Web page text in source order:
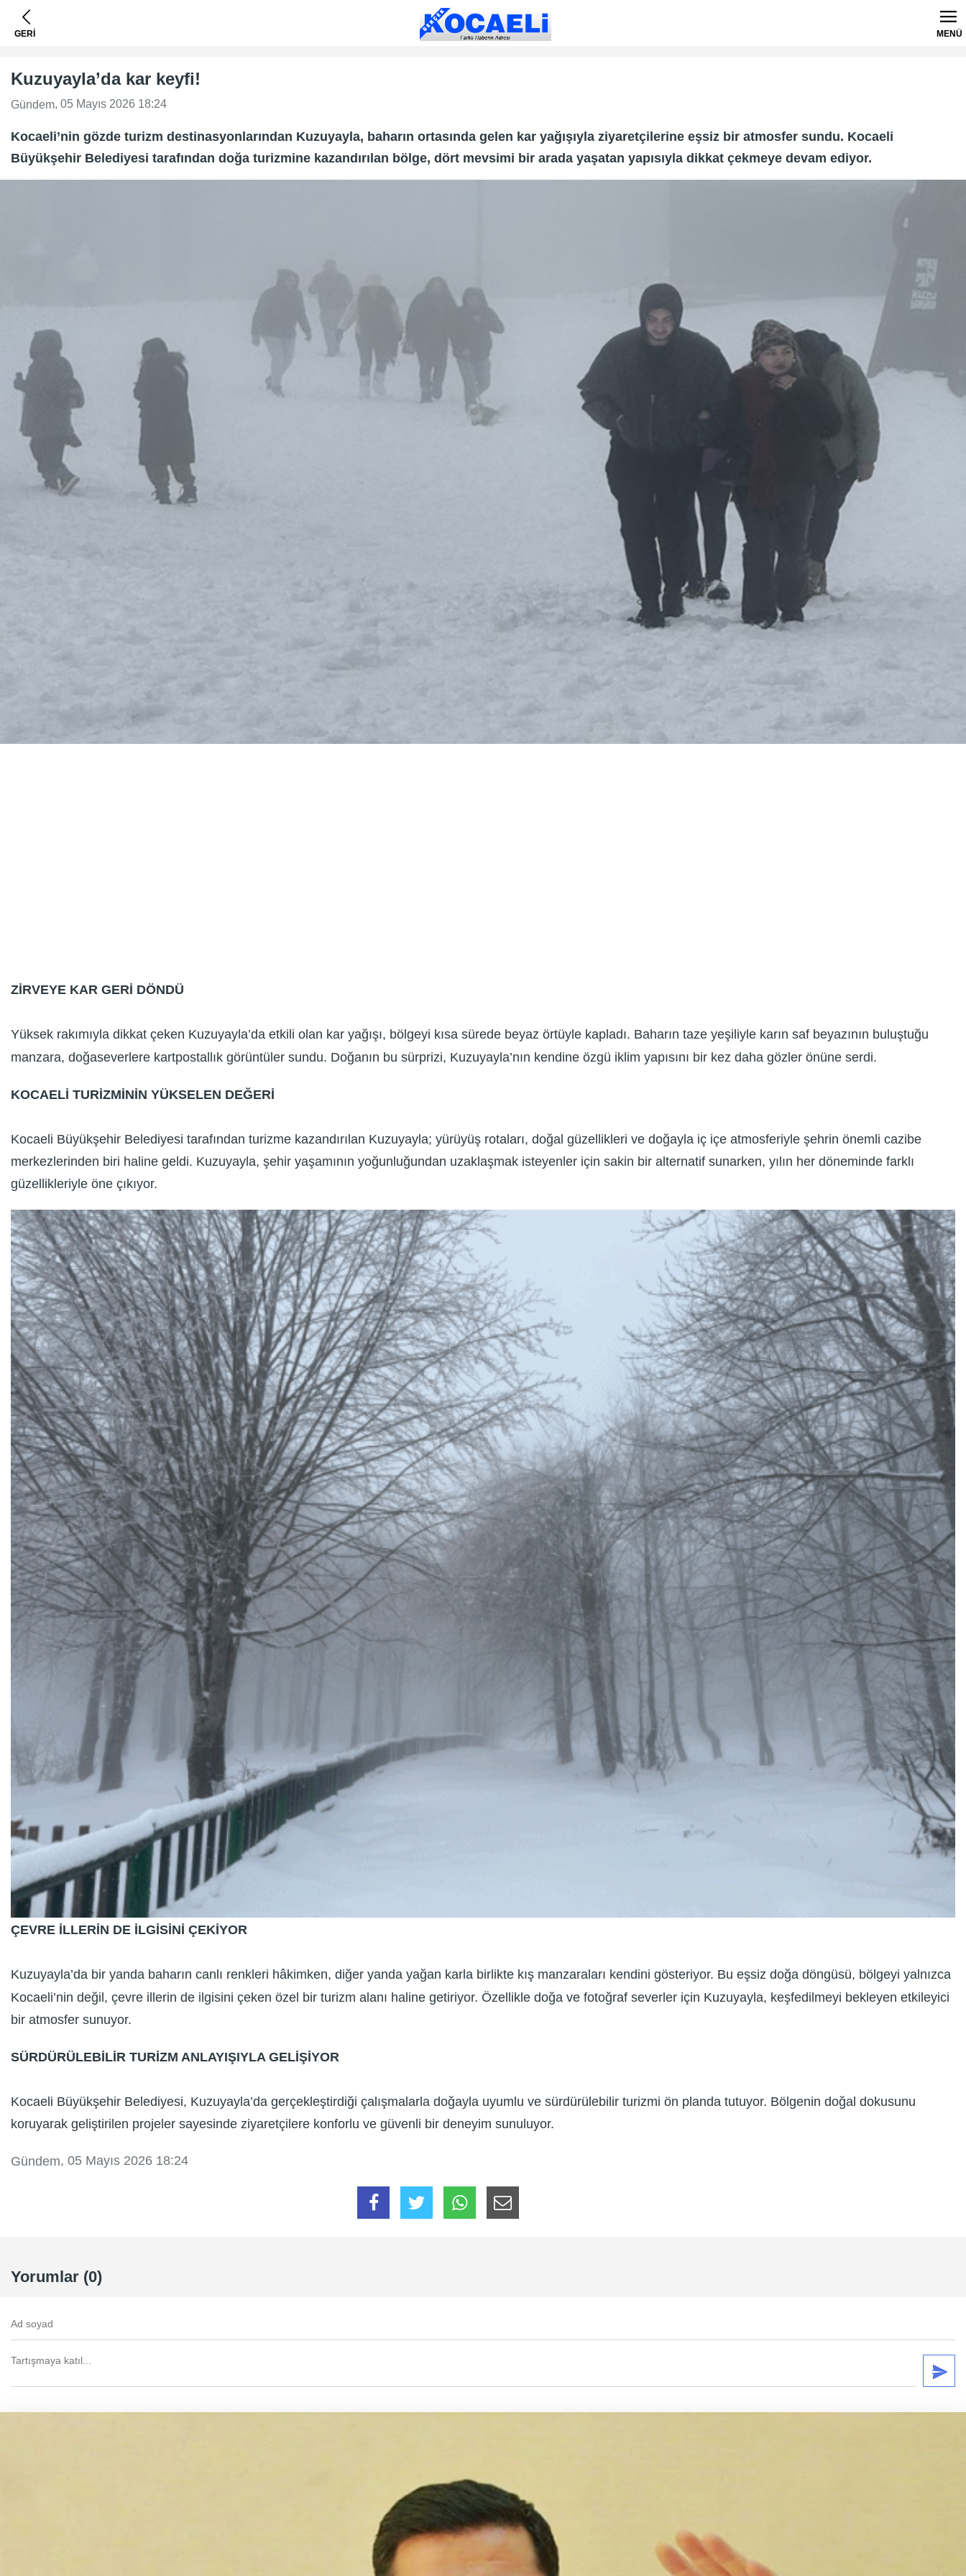
GERİ MENÜ
Kuzuyayla’da kar keyfi!
Gündem, 05 Mayıs 2026 18:24
Kocaeli’nin gözde turizm destinasyonlarından Kuzuyayla, baharın ortasında gelen kar yağışıyla ziyaretçilerine eşsiz bir atmosfer sundu. Kocaeli
Büyükşehir Belediyesi tarafından doğa turizmine kazandırılan bölge, dört mevsimi bir arada yaşatan yapısıyla dikkat çekmeye devam ediyor.
ZİRVEYE KAR GERİ DÖNDÜ
Yüksek rakımıyla dikkat çeken Kuzuyayla’da etkili olan kar yağışı, bölgeyi kısa sürede beyaz örtüyle kapladı. Baharın taze yeşiliyle karın saf beyazının buluştuğu
manzara, doğaseverlere kartpostallık görüntüler sundu. Doğanın bu sürprizi, Kuzuyayla’nın kendine özgü iklim yapısını bir kez daha gözler önüne serdi.
KOCAELİ TURİZMİNİN YÜKSELEN DEĞERİ
Kocaeli Büyükşehir Belediyesi tarafından turizme kazandırılan Kuzuyayla; yürüyüş rotaları, doğal güzellikleri ve doğayla iç içe atmosferiyle şehrin önemli cazibe
merkezlerinden biri haline geldi. Kuzuyayla, şehir yaşamının yoğunluğundan uzaklaşmak isteyenler için sakin bir alternatif sunarken, yılın her döneminde farklı
güzellikleriyle öne çıkıyor.
ÇEVRE İLLERİN DE İLGİSİNİ ÇEKİYOR
Kuzuyayla’da bir yanda baharın canlı renkleri hâkimken, diğer yanda yağan karla birlikte kış manzaraları kendini gösteriyor. Bu eşsiz doğa döngüsü, bölgeyi yalnızca
Kocaeli’nin değil, çevre illerin de ilgisini çeken özel bir turizm alanı haline getiriyor. Özellikle doğa ve fotoğraf severler için Kuzuyayla, keşfedilmeyi bekleyen etkileyici
bir atmosfer sunuyor.
SÜRDÜRÜLEBİLİR TURİZM ANLAYIŞIYLA GELİŞİYOR
Kocaeli Büyükşehir Belediyesi, Kuzuyayla’da gerçekleştirdiği çalışmalarla doğayla uyumlu ve sürdürülebilir turizmi ön planda tutuyor. Bölgenin doğal dokusunu
koruyarak geliştirilen projeler sayesinde ziyaretçilere konforlu ve güvenli bir deneyim sunuluyor.
Gündem, 05 Mayıs 2026 18:24
Yorumlar (0)